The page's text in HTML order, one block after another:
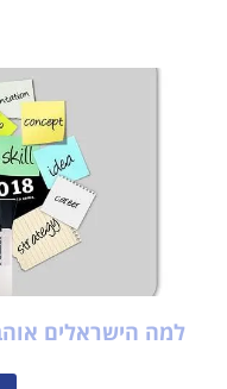
למה הישראלים